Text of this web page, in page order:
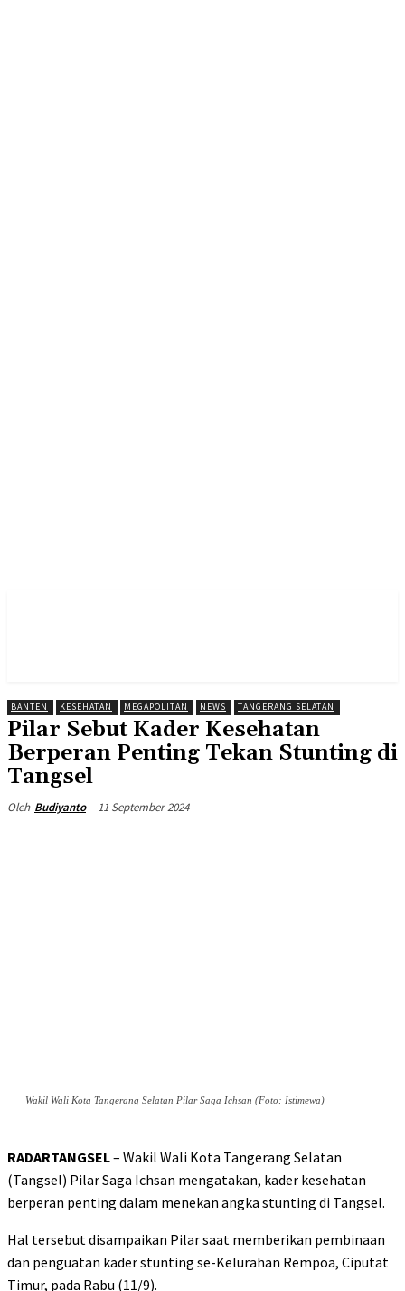
BANTEN KESEHATAN MEGAPOLITAN NEWS TANGERANG SELATAN
Pilar Sebut Kader Kesehatan
Berperan Penting Tekan Stunting di
Tangsel
Oleh Budiyanto 11 September 2024
Wakil Wali Kota Tangerang Selatan Pilar Saga Ichsan (Foto: Istimewa)
RADARTANGSEL– Wakil Wali Kota Tangerang Selatan
(Tangsel) Pilar Saga Ichsan mengatakan, kader kesehatan
berperan penting dalam menekan angka stunting di Tangsel.
Hal tersebut disampaikan Pilar saat memberikan pembinaan
dan penguatan kader stunting se-Kelurahan Rempoa, Ciputat
Timur, pada Rabu (11/9).